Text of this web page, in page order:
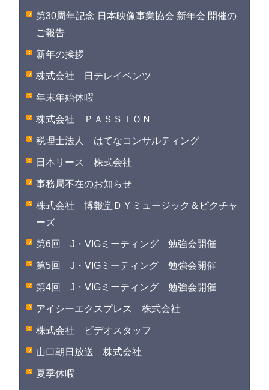
第30周年記念 日本映像事業協会 新年会 開催の
ご報告
新年の挨拶
株式会社 日テレイベンツ
年末年始休暇
株式会社 ＰＡＳＳＩＯＮ
税理士法人 はてなコンサルティング
日本リース 株式会社
事務局不在のお知らせ
株式会社 博報堂ＤＹミュージック＆ピクチャ
ーズ
第6回 J・VIGミーティング 勉強会開催
第5回 J・VIGミーティング 勉強会開催
第4回 J・VIGミーティング 勉強会開催
アイシーエクスプレス 株式会社
株式会社 ビデオスタッフ
山口朝日放送 株式会社
夏季休暇